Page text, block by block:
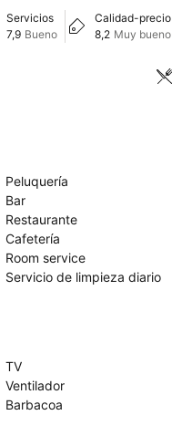
Servicios
7,9 Bueno
Calidad-precio
8,2 Muy bueno
Peluquería
Bar
Restaurante
Cafetería
Room service
Servicio de limpieza diario
TV
Ventilador
Barbacoa